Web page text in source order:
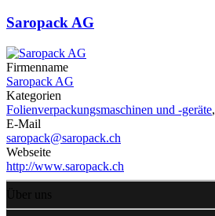
Saropack AG
Firmenname
Saropack AG
Kategorien
Folienverpackungsmaschinen und -geräte,
E-Mail
saropack@saropack.ch
Webseite
http://www.saropack.ch
Über uns